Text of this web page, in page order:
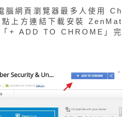
腦網頁瀏覽器最多人使用 Ch
上方連結下載安裝 ZenMat
+ ADD TO CHROME」完